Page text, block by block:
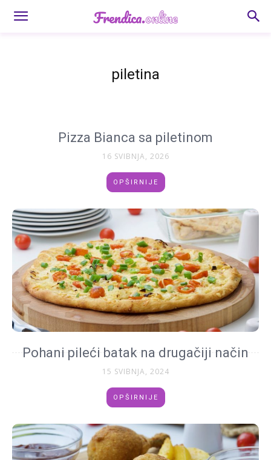
piletina
Pizza Bianca sa piletinom
16 SVIBNJA, 2026
OPŠIRNIJE
Pohani pileći batak na drugačiji način
15 SVIBNJA, 2024
OPŠIRNIJE